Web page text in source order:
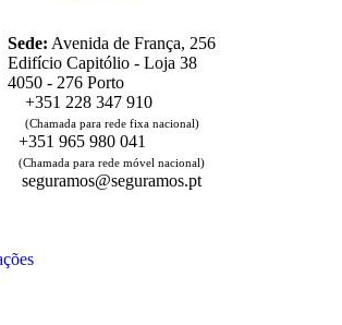
Sede: Avenida de França, 256
Edifício Capitólio - Loja 38
4050 - 276 Porto
+351 228 347 910
(Chamada para rede fixa nacional)
+351 965 980 041
(Chamada para rede móvel nacional)
seguramos@seguramos.pt